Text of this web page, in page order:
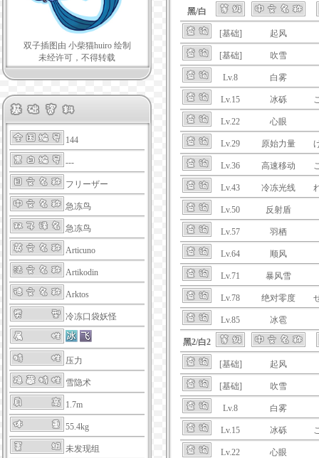
双子插图由 小柴猫huiro 绘制
未经许可，不得转载
144
---
フリーザー
急冻鸟
急冻鸟
Articuno
Artikodin
Arktos
冷冻口袋妖怪
压力
雪隐术
1.7m
55.4kg
未发现组
黑/白
[基础] 起风
[基础] 吹雪
Lv.8 白雾
Lv.15 冰砾
Lv.22 心眼
Lv.29 原始力量
Lv.36 高速移动
Lv.43 冷冻光线
Lv.50 反射盾
Lv.57 羽栖
Lv.64 顺风
Lv.71 暴风雪
Lv.78 绝对零度
Lv.85 冰雹
黑2/白2
[基础] 起风
[基础] 吹雪
Lv.8 白雾
Lv.15 冰砾
Lv.22 心眼